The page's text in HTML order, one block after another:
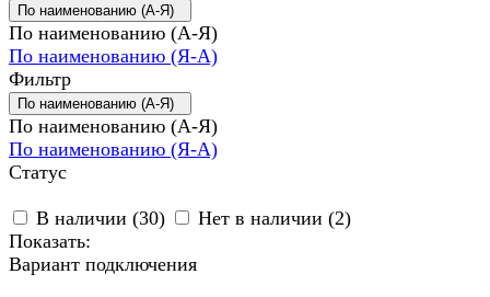
По наименованию (А-Я)
По наименованию (А-Я)
По наименованию (Я-А)
Фильтр
По наименованию (А-Я)
По наименованию (А-Я)
По наименованию (Я-А)
Статус
В наличии (30) Нет в наличии (2)
Показать:
Вариант подключения